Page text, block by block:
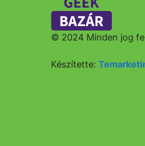
© 2024 Minden jog
Készítette: